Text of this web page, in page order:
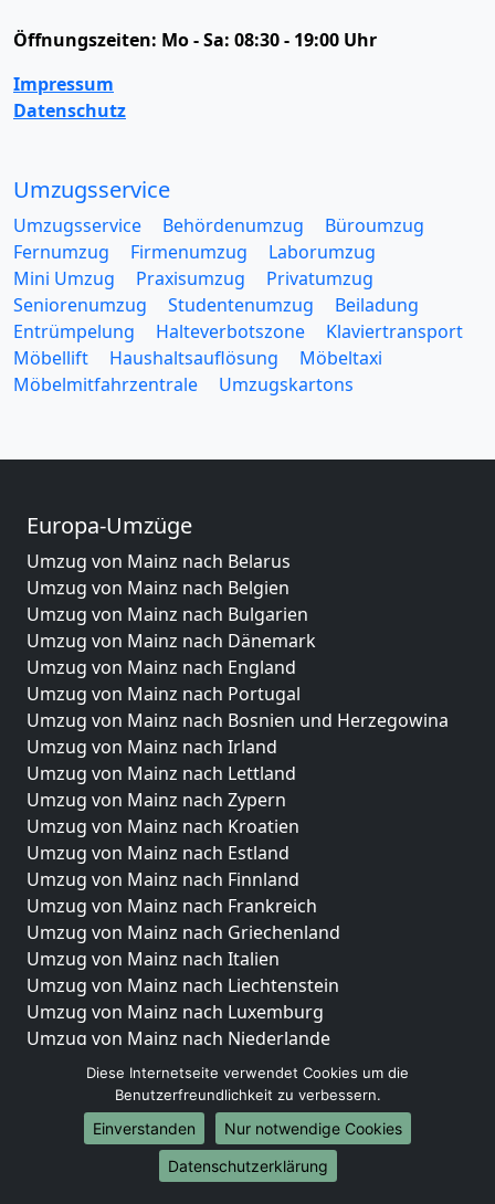
Öffnungszeiten: Mo - Sa: 08:30 - 19:00 Uhr
Impressum
Datenschutz
Umzugsservice
Umzugsservice Behördenumzug
Büroumzug
Fernumzug
Firmenumzug
Laborumzug
Mini Umzug
Praxisumzug
Privatumzug
Seniorenumzug
Studentenumzug
Beiladung
Entrümpelung
Halteverbotszone
Klaviertransport
Möbellift
Haushaltsauflösung
Möbeltaxi
Möbelmitfahrzentrale
Umzugskartons
Europa-Umzüge
Umzug von Mainz nach Belarus
Umzug von Mainz nach Belgien
Umzug von Mainz nach Bulgarien
Umzug von Mainz nach Dänemark
Umzug von Mainz nach England
Umzug von Mainz nach Portugal
Umzug von Mainz nach Bosnien und Herzegowina
Umzug von Mainz nach Irland
Umzug von Mainz nach Lettland
Umzug von Mainz nach Zypern
Umzug von Mainz nach Kroatien
Umzug von Mainz nach Estland
Umzug von Mainz nach Finnland
Umzug von Mainz nach Frankreich
Umzug von Mainz nach Griechenland
Umzug von Mainz nach Italien
Umzug von Mainz nach Liechtenstein
Umzug von Mainz nach Luxemburg
Umzug von Mainz nach Niederlande
Umzug von Mainz nach Norwegen
Umzüge-Deutschlandweit
Umzug von Mainz nach Berlin
Umzug von Mainz nach Hamburg
Diese Internetseite verwendet Cookies um die
Benutzerfreundlichkeit zu verbessern.
Einverstanden
Nur notwendige Cookies
Datenschutzerklärung